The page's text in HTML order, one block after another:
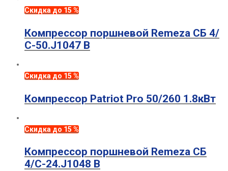
Скидка до 15 %
Компрессор поршневой Remeza СБ 4/
С-50.J1047 B
Скидка до 15 %
Компрессор Patriot Pro 50/260 1.8кВт
Скидка до 15 %
Компрессор поршневой Remeza CБ
4/C-24.J1048 B